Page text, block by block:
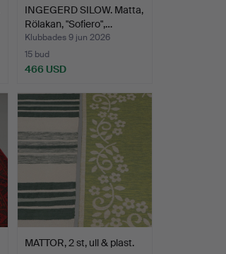
INGEGERD SILOW. Matta,
Rölakan, "Sofiero",…
Klubbades 9 jun 2026
15 bud
466 USD
MATTOR, 2 st, ull & plast.